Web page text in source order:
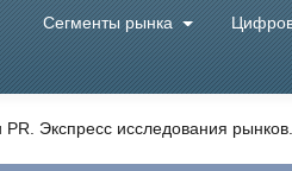
Сегменты рынка
Экспресс исследования рынков.